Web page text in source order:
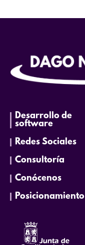
Desarrollo de
software
Redes Sociales
Consultoría
Conócenos
Posicionamiento